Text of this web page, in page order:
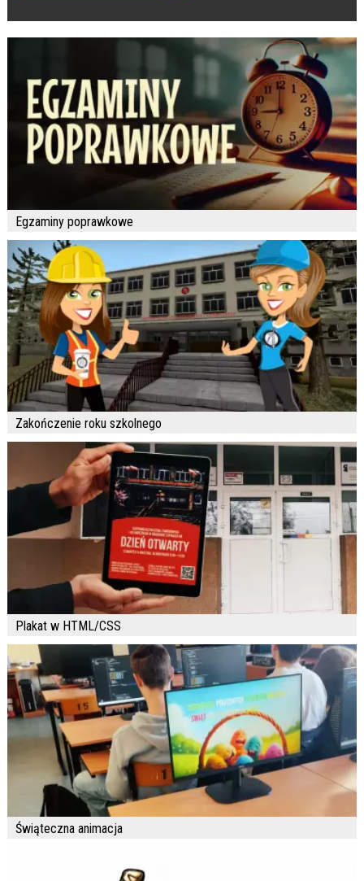
Egzaminy poprawkowe
Zakończenie roku szkolnego
Plakat w HTML/CSS
Świąteczna animacja